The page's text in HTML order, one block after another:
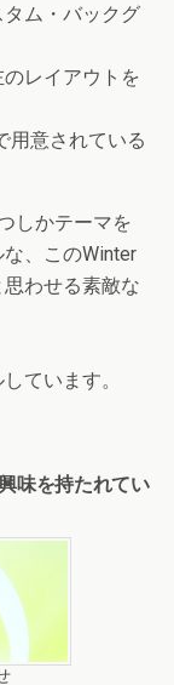
ム・バックグ
レイアウトを
用意されている
しかテーマを
、このWinter
わせる素敵な
ています。
味を持たれてい